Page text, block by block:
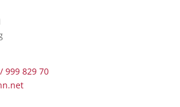
999 829 70